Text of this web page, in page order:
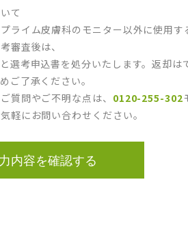
て
ライム皮膚科のモニター以外に使用す
審査後は、
選考申込書を処分いたします。返却は
ご了承ください。
質問やご不明な点は、 0120-255-302
軽にお問い合わせください。